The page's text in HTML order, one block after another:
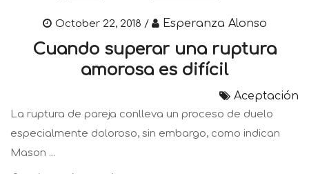
October 22, 2018 / Esperanza Alonso
Cuando superar una ruptura
amorosa es difícil
Aceptación
La ruptura de pareja conlleva un proceso de duelo
especialmente doloroso, sin embargo, como indican
Mason ...